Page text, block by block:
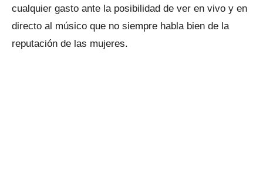
cualquier gasto ante la posibilidad de ver en vivo y en
directo al músico que no siempre habla bien de la
reputación de las mujeres.